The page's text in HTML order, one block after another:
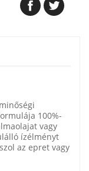
100%-
vagy
ízélményt
az epret vagy